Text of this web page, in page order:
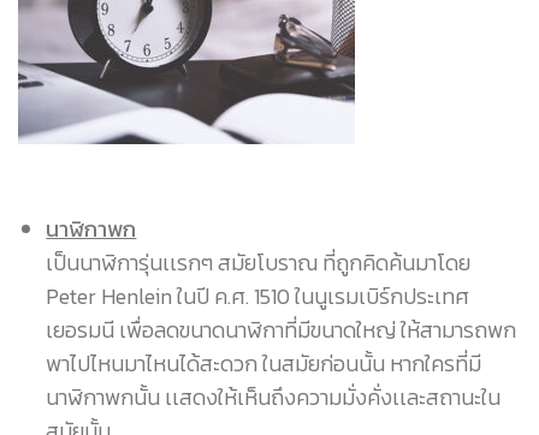
นาฬิกาพก
เป็นนาฬิการุ่นเเรกๆ สมัยโบราณ ที่ถูกคิดค้นมาโดย
Peter Henlein ในปี ค.ศ. 1510 ในนูเรมเบิร์กประเทศ
เยอรมนี เพื่อลดขนาดนาฬิกาที่มีขนาดใหญ่ ให้สามารถพก
พาไปไหนมาไหนได้สะดวก ในสมัยก่อนนั้น หากใครที่มี
นาฬิกาพกนั้น เเสดงให้เห็นถึงความมั่งคั่งเเละสถานะใน